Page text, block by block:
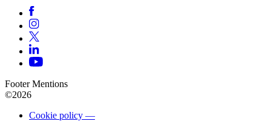
Footer Mentions
©2026
Cookie policy —